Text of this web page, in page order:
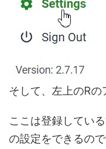
そして、左上のRの
ここは登録してい
の設定をできるの